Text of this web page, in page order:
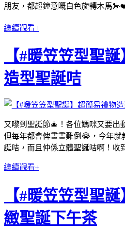
朋友，都超鐘意嘅白色旋轉木馬
繼續觀看+
【#暖笠笠型聖
造型聖誕咭
又嚟到聖誕節🎄！各位媽咪又要出
但每年都會俾畫畫難倒😭，今年就
誕咭，而且仲係立體聖誕咭啊！收
繼續觀看+
【#暖笠笠型聖
緻聖誕下午茶